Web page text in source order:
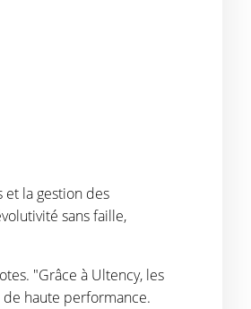
la gestion des
sans faille,
"Grâce à Ultency, les
haute performance.